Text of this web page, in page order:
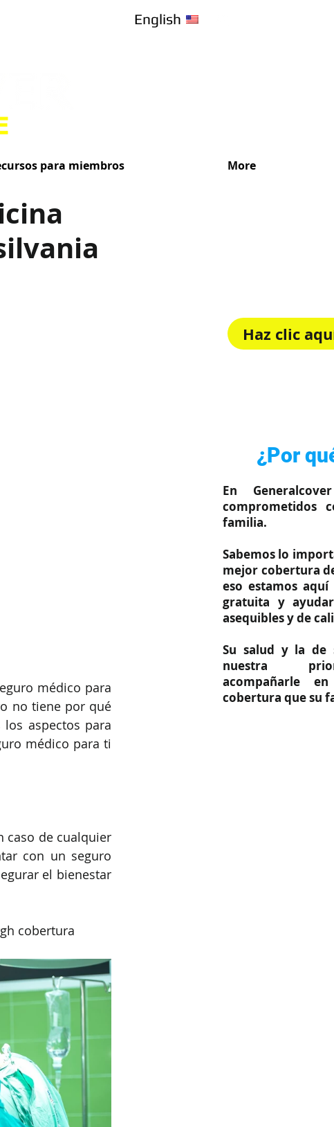
English
para miembros More
médico para
no tiene por qué
aspectos para
médico para ti
caso de cualquier
con un seguro
el bienestar
cobertura
Haz clic
¿Por
En
comprometidos
familia.
Sabemos lo
mejor cobertura
eso estamos
gratuita y
asequibles y de
Su salud y la de
nuestra
acompañarle
cobertura que su